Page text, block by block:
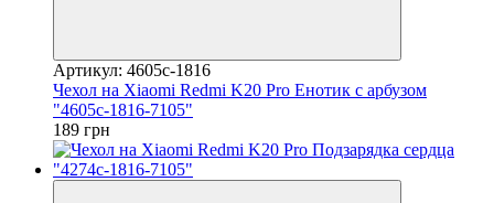
Артикул: 4605c-1816
Чехол на Xiaomi Redmi K20 Pro Енотик с арбузом
"4605c-1816-7105"
189 грн